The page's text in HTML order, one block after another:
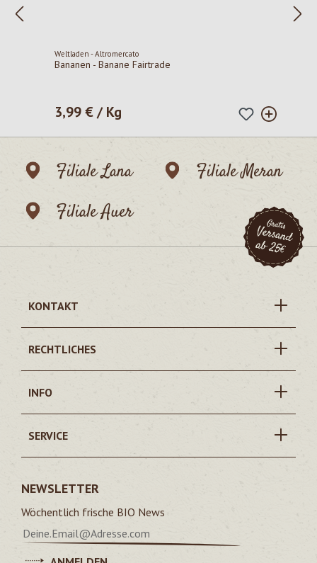
Weltladen - Altromercato
Bananen - Banane Fairtrade
Regulärer Preis:
3,99 € / Kg
Filiale Lana
Filiale Meran
Filiale Auer
KONTAKT
RECHTLICHES
INFO
SERVICE
NEWSLETTER
Wöchentlich frische BIO News